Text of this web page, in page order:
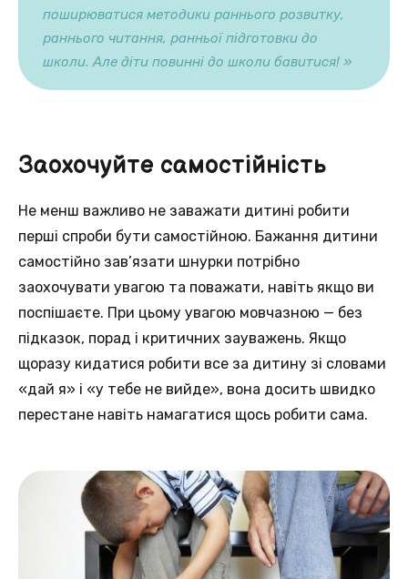
поширюватися методики раннього розвитку,
раннього читання, ранньої підготовки до
школи. Але діти повинні до школи бавитися! »
Заохочуйте самостійність
Не менш важливо не заважати дитині робити
перші спроби бути самостійною. Бажання дитини
самостійно зав’язати шнурки потрібно
заохочувати увагою та поважати, навіть якщо ви
поспішаєте. При цьому увагою мовчазною — без
підказок, порад і критичних зауважень. Якщо
щоразу кидатися робити все за дитину зі словами
«дай я» і «у тебе не вийде», вона досить швидко
перестане навіть намагатися щось робити сама.